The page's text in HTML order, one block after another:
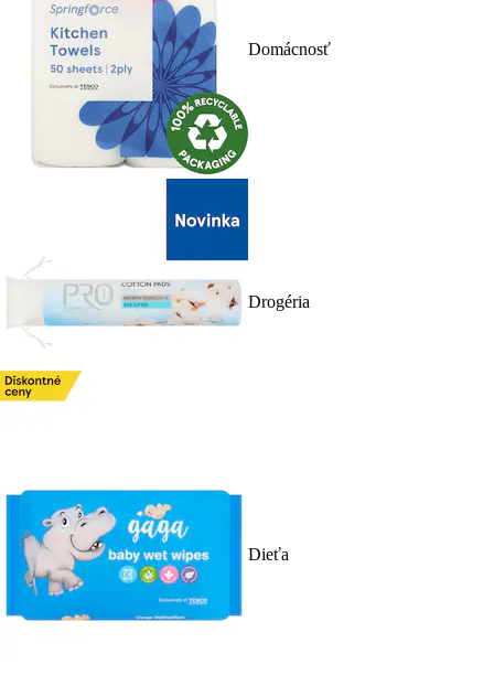
Domácnosť
Drogéria
Dieťa